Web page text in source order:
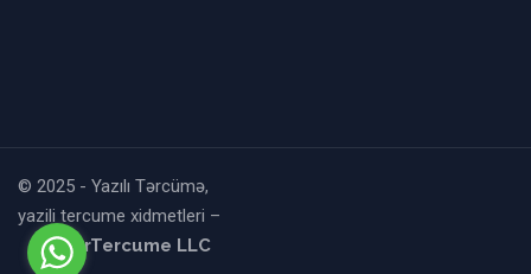
© 2025 - Yazılı Tərcümə,
yazili tercume xidmetleri –
AzerTercume LLC